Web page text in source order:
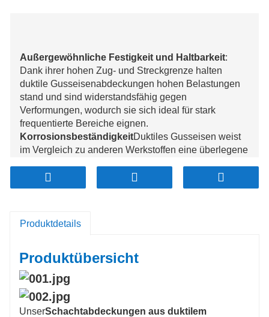
Außergewöhnliche Festigkeit und Haltbarkeit:
Dank ihrer hohen Zug- und Streckgrenze halten
duktile Gusseisenabdeckungen hohen Belastungen
stand und sind widerstandsfähig gegen
Verformungen, wodurch sie sich ideal für stark
frequentierte Bereiche eignen.
KorrosionsbeständigkeitDuktiles Gusseisen weist
im Vergleich zu anderen Werkstoffen eine überlegene
eine lange Lebensdauer auch unter rauen
Umgebungsbedingungen.
herkömmliches Graugussblech, was die Handhabung
KosteneffizienzDie Langlebigkeit und der geringe
Wartungsaufwand von Abdeckungen aus duktilem
Gusseisen führen zu reduzierten Langzeitkosten und
bieten somit wirtschaftliche Vorteile über ihre gesamte
Lebensdauer.
Produktdetails
Produktübersicht
UnserSchachtabdeckungen aus duktilem